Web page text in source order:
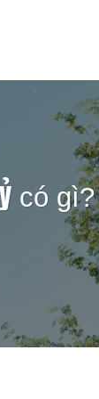
có gì?